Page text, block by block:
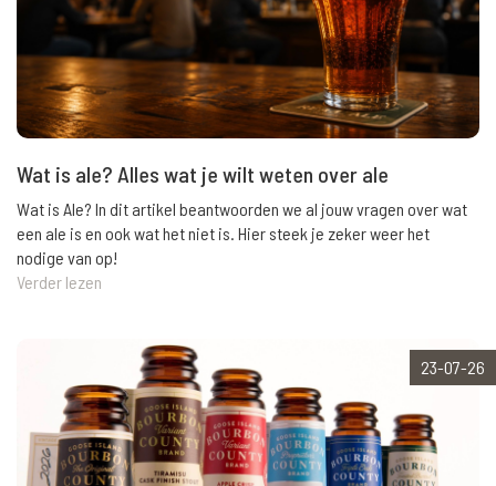
Wat is ale? Alles wat je wilt weten over ale
Wat is Ale? In dit artikel beantwoorden we al jouw vragen over wat
een ale is en ook wat het niet is. Hier steek je zeker weer het
nodige van op!
Verder lezen
23-07-26